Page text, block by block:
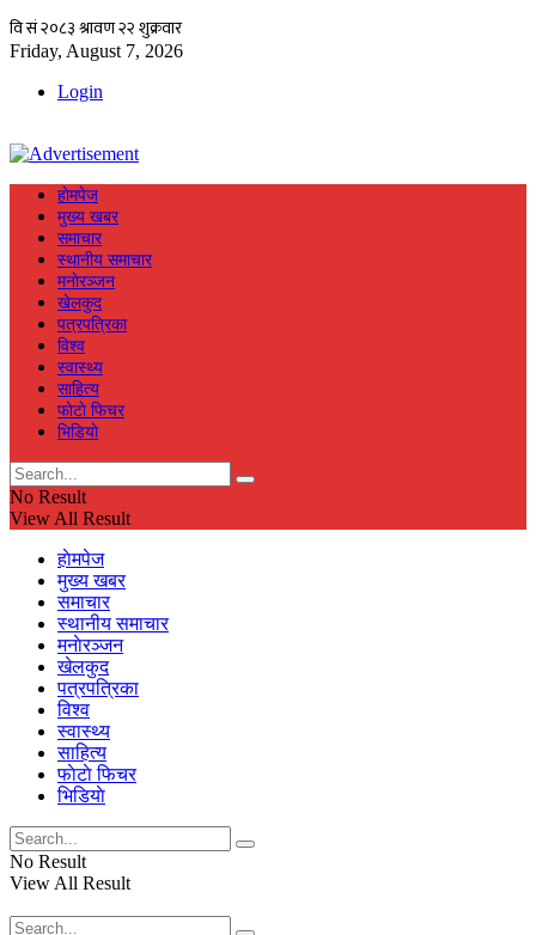
Friday, August 7, 2026
Login
हाेमपेज
मुख्य खबर
समाचार
स्थानीय समाचार
मनाेरञ्जन
खेलकुद
पत्रपत्रिका
विश्व
स्वास्थ्य
साहित्य
फाेटाे फिचर
भिडियाे
No Result
View All Result
हाेमपेज
मुख्य खबर
समाचार
स्थानीय समाचार
मनाेरञ्जन
खेलकुद
पत्रपत्रिका
विश्व
स्वास्थ्य
साहित्य
फाेटाे फिचर
भिडियाे
No Result
View All Result